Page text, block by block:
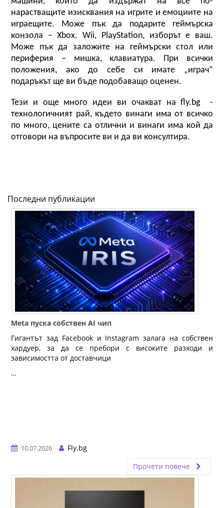
нарастващите изисквания на игрите и емоциите на
играещите. Може пък да подарите геймърска
конзола – Xbox. Wii, PlayStation, изборът е ваш.
Може пък да заложите на геймърски стол или
периферия – мишка, клавиатура. При всички
положения, ако до себе си имате „играч“
подаръкът ще ви бъде подобаващо оценен.
Тези и още много идеи ви очакват на fly.bg  -
технологичният рай, където винаги има от всичко
по много, цените са отлични и винаги има кой да
отговори на въпросите ви и да ви консултира.
Последни публикации
Meta пуска собствен AI чип
Гигантът зад Facebook и Instagram залага на собствен
хардуер, за да се пребори с високите разходи и
зависимостта от доставчици
…
10.07.2026
Fly.bg
Прочети повече